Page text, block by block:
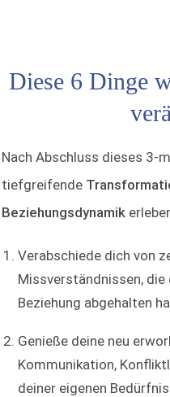
Diese 6 Dinge
Nach Abschluss dieses 3-
tiefgreifende
Beziehungsdynamik
Verabschiede dich von
Missverständnissen, die
Beziehung abgehalten
Genieße deine neu
Kommunikation,
deiner eigenen